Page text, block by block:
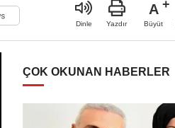
Dinle Yazdır
A
Büyüt
ÇOK OKUNAN HABERLER